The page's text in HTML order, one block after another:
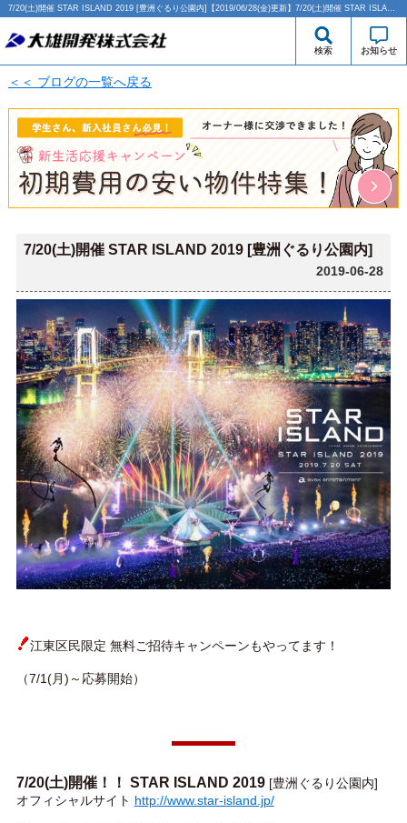
7/20(土)開催 STAR ISLAND 2019 [豊洲ぐるり公園内]【2019/06/28(金)更新】7/20(土)開催 STAR ISLAND 2019 [豊洲ぐるり公園内] | 西大島・江東区エリアの賃貸のことなら大雄開発株式会社
検索 お知らせ
＜＜ ブログの一覧へ戻る
7/20(土)開催 STAR ISLAND 2019 [豊洲ぐるり公園内]
2019-06-28
江東区民限定 無料ご招待キャンペーンもやってます！
（7/1(月)～応募開始）
7/20(土)開催！！ STAR ISLAND 2019[豊洲ぐるり公園内]
オフィシャルサイト http://www.star-island.jp/